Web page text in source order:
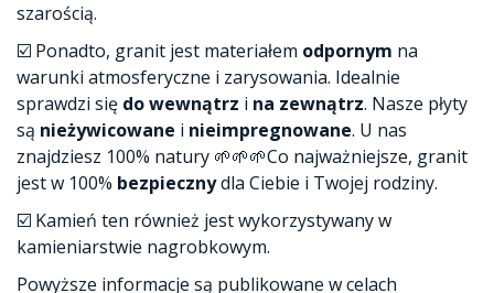
szarością.
☑️ Ponadto, granit jest materiałem odpornym na
warunki atmosferyczne i zarysowania. Idealnie
sprawdzi się do wewnątrz i na zewnątrz. Nasze płyty
są nieżywicowane i nieimpregnowane. U nas
znajdziesz 100% natury 🌱🌱🌱Co najważniejsze, granit
jest w 100% bezpiecznydla Ciebie i Twojej rodziny.
☑️ Kamień ten również jest wykorzystywany w
kamieniarstwie nagrobkowym.
Powyższe informacje są publikowane w celach